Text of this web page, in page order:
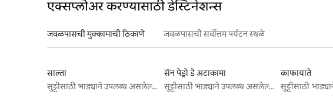
एक्सप्लोअर करण्यासाठी डेस्टिनेशन्स
जवळपासची मुक्कामाची ठिकाणे जवळपासची सर्वोत्तम पर्यटन स्थळे
साल्ता
सुट्टीसाठी भाड्याने उपलब्ध असलेल्या जागा
सॅन पेड्रो डे अटाकामा
सुट्टीसाठी भाड्याने उपलब्ध असलेल्या जागा
काफायाते